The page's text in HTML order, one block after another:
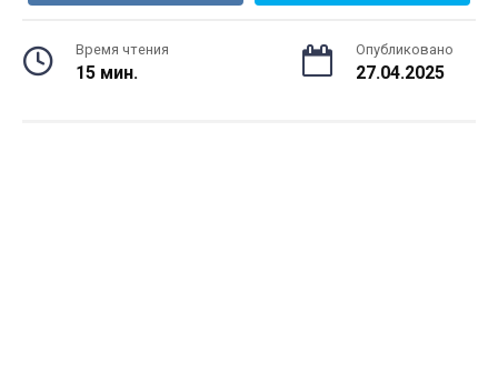
Время чтения
15 мин.
Опубликовано
27.04.2025